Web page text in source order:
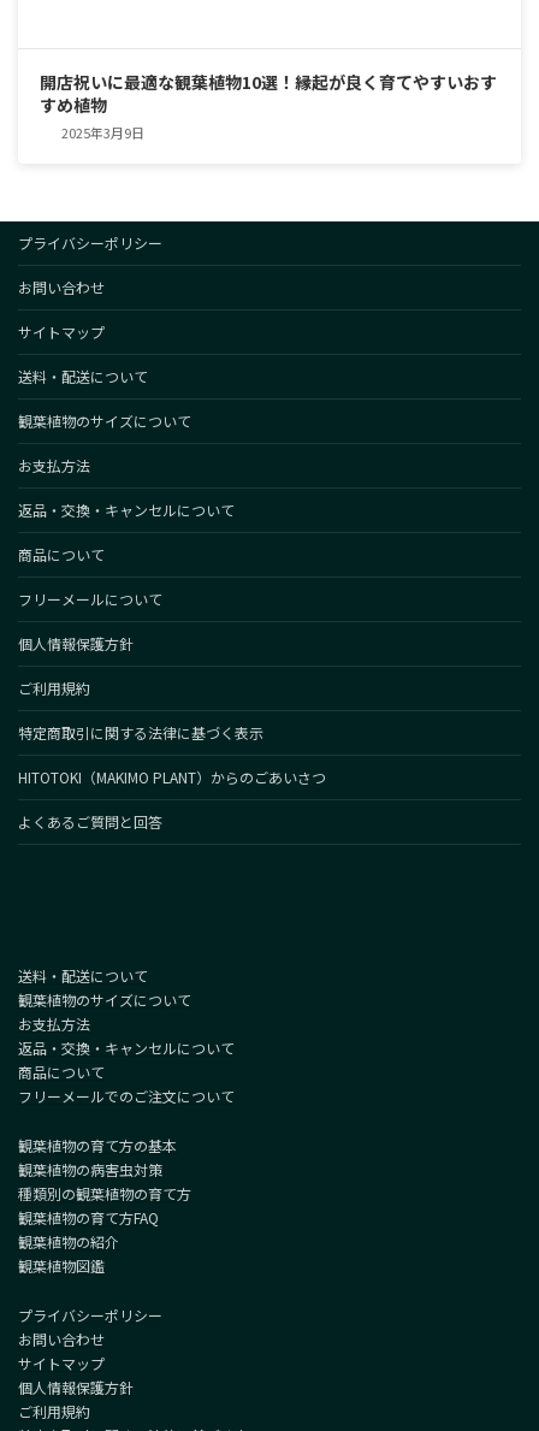
開店祝いに最適な観葉植物10選！縁起が良く育てやすいおす
すめ植物
2025年3月9日
プライバシーポリシー
お問い合わせ
サイトマップ
送料・配送について
観葉植物のサイズについて
お支払方法
返品・交換・キャンセルについて
商品について
フリーメールについて
個人情報保護方針
ご利用規約
特定商取引に関する法律に基づく表示
HITOTOKI（MAKIMO PLANT）からのごあいさつ
よくあるご質問と回答
送料・配送について
観葉植物のサイズについて
お支払方法
返品・交換・キャンセルについて
商品について
フリーメールでのご注文について
観葉植物の育て方の基本
観葉植物の病害虫対策
種類別の観葉植物の育て方
観葉植物の育て方FAQ
観葉植物の紹介
観葉植物図鑑
プライバシーポリシー
お問い合わせ
サイトマップ
個人情報保護方針
ご利用規約